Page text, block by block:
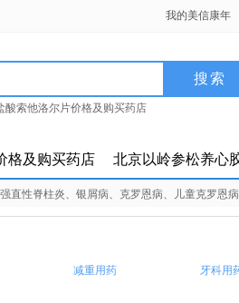
我的美信康年
酸索他洛尔片价格及购买药店
格及购买药店 北京以岭参松养心
直性脊柱炎、银屑病、克罗恩病、儿童克罗恩
减重用药 牙科用